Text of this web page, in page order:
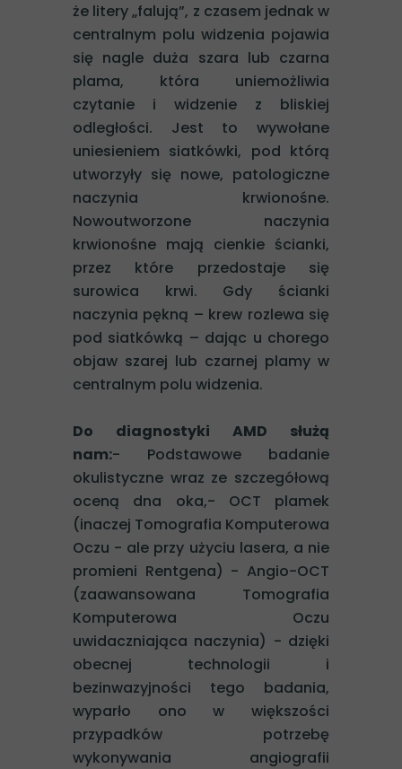
że litery „falują”, z czasem jednak w
centralnym polu widzenia pojawia
się nagle duża szara lub czarna
plama, która uniemożliwia
czytanie i widzenie z bliskiej
odległości. Jest to wywołane
uniesieniem siatkówki, pod którą
utworzyły się nowe, patologiczne
naczynia krwionośne.
Nowoutworzone naczynia
krwionośne mają cienkie ścianki,
przez które przedostaje się
surowica krwi. Gdy ścianki
naczynia pękną – krew rozlewa się
pod siatkówką – dając u chorego
objaw szarej lub czarnej plamy w
centralnym polu widzenia.
Do diagnostyki AMD służą
nam:- Podstawowe badanie
okulistyczne wraz ze szczegółową
oceną dna oka,- OCT plamek
(inaczej Tomografia Komputerowa
Oczu - ale przy użyciu lasera, a nie
promieni Rentgena) - Angio-OCT
(zaawansowana Tomografia
Komputerowa Oczu
uwidaczniająca naczynia) - dzięki
obecnej technologii i
bezinwazyjności tego badania,
wyparło ono w większości
przypadków potrzebę
wykonywania angiografii